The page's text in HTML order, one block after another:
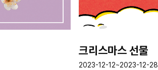
크리스마스 선물
2023-12-12~2023-12-28